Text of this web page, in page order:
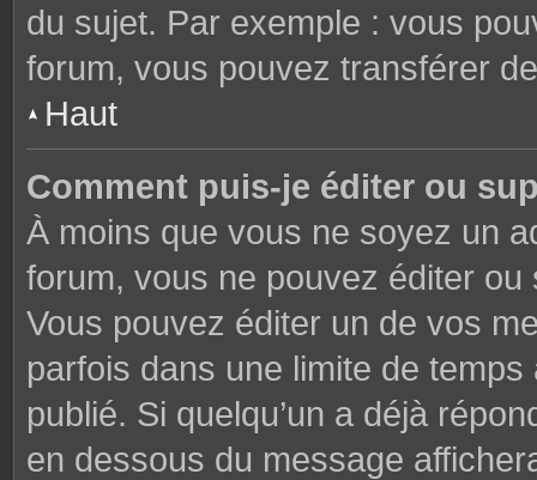
du sujet. Par exemple : vous
forum, vous pouvez transférer
Haut
Comment puis-je éditer ou
À moins que vous ne soyez un
forum, vous ne pouvez éditer
Vous pouvez éditer un de vos
parfois dans une limite de
publié. Si quelqu’un a déjà
en dessous du message